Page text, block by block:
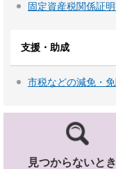
固定資産税関係証
支援・助成
市税などの減免・
見つからないと